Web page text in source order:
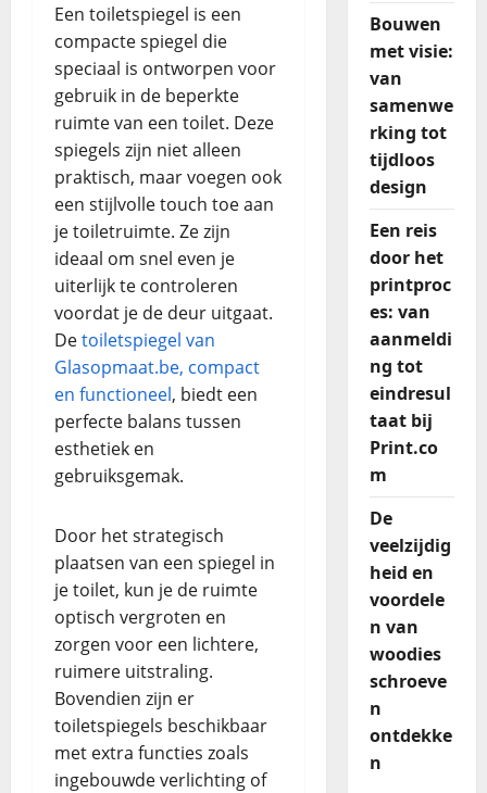
Een toiletspiegel is een
compacte spiegel die
speciaal is ontworpen voor
gebruik in de beperkte
ruimte van een toilet. Deze
spiegels zijn niet alleen
praktisch, maar voegen ook
een stijlvolle touch toe aan
je toiletruimte. Ze zijn
ideaal om snel even je
uiterlijk te controleren
voordat je de deur uitgaat.
Detoiletspiegel van
Glasopmaat.be, compact
en functioneel, biedt een
perfecte balans tussen
esthetiek en
gebruiksgemak.
Door het strategisch
plaatsen van een spiegel in
je toilet, kun je de ruimte
optisch vergroten en
zorgen voor een lichtere,
ruimere uitstraling.
Bovendien zijn er
toiletspiegels beschikbaar
met extra functies zoals
ingebouwde verlichting of
Bouwen
met visie:
van
samenwe
rking tot
tijdloos
design
Een reis
door het
printproc
es: van
aanmeldi
ng tot
eindresul
taat bij
Print.co
m
De
veelzijdig
heid en
voordele
n van
woodies
schroeve
n
ontdekke
n